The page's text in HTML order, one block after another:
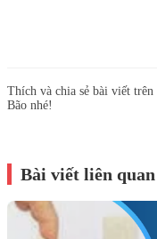
Thích và chia sẻ bài viết
Bão nhé!
Bài viết liên quan